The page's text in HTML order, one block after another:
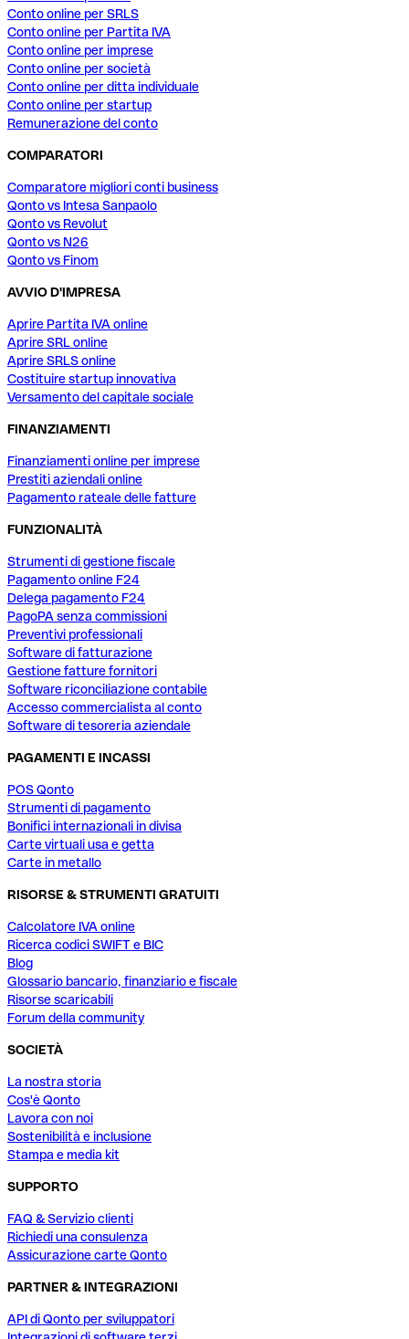
Conto online per SRLS
Conto online per Partita IVA
Conto online per imprese
Conto online per società
Conto online per ditta individuale
Conto online per startup
Remunerazione del conto
COMPARATORI
Comparatore migliori conti business
Qonto vs Intesa Sanpaolo
Qonto vs Revolut
Qonto vs N26
Qonto vs Finom
AVVIO D'IMPRESA
Aprire Partita IVA online
Aprire SRL online
Aprire SRLS online
Costituire startup innovativa
Versamento del capitale sociale
FINANZIAMENTI
Finanziamenti online per imprese
Prestiti aziendali online
Pagamento rateale delle fatture
FUNZIONALITÀ
Strumenti di gestione fiscale
Pagamento online F24
Delega pagamento F24
PagoPA senza commissioni
Preventivi professionali
Software di fatturazione
Gestione fatture fornitori
Software riconciliazione contabile
Accesso commercialista al conto
Software di tesoreria aziendale
PAGAMENTI E INCASSI
POS Qonto
Strumenti di pagamento
Bonifici internazionali in divisa
Carte virtuali usa e getta
Carte in metallo
RISORSE & STRUMENTI GRATUITI
Calcolatore IVA online
Ricerca codici SWIFT e BIC
Blog
Glossario bancario, finanziario e fiscale
Risorse scaricabili
Forum della community
SOCIETÀ
La nostra storia
Cos'è Qonto
Lavora con noi
Sostenibilità e inclusione
Stampa e media kit
SUPPORTO
FAQ & Servizio clienti
Richiedi una consulenza
Assicurazione carte Qonto
PARTNER & INTEGRAZIONI
API di Qonto per sviluppatori